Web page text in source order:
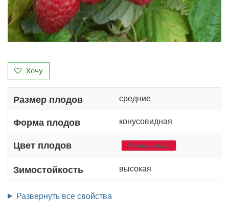
Хочу
Размер плодов средние
Форма плодов конусовидная
Цвет плодов Малиновый
Зимостойкость высокая
Развернуть все свойства